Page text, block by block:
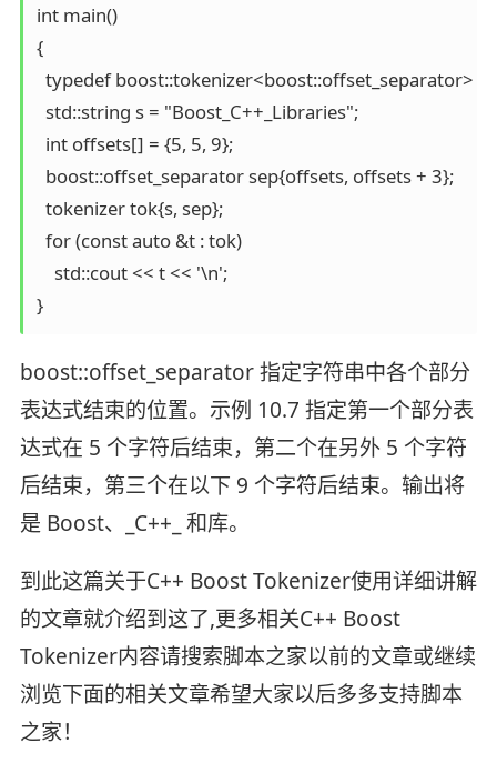
int main()
{
typedef boost::tokenizer<boost::offset_separator>
  std::string s = "Boost_C++_Libraries";
  int offsets[] = {5, 5, 9};
  boost::offset_separator sep{offsets, offsets + 3};
  tokenizer tok{s, sep};
  for (const auto &t : tok)
    std::cout << t << '\n';
}
boost::offset_separator 指定字符串中各个部分
表达式结束的位置。示例 10.7 指定第一个部分表
达式在 5 个字符后结束，第二个在另外 5 个字符
后结束，第三个在以下 9 个字符后结束。输出将
是 Boost、_C++_ 和库。
到此这篇关于C++ Boost Tokenizer使用详细讲解
的文章就介绍到这了,更多相关C++ Boost
Tokenizer内容请搜索脚本之家以前的文章或继续
浏览下面的相关文章希望大家以后多多支持脚本
之家！